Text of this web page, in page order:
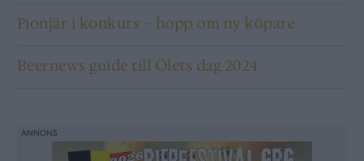
Pionjär i konkurs – hopp om ny köpare
Beernews guide till Ölets dag 2024